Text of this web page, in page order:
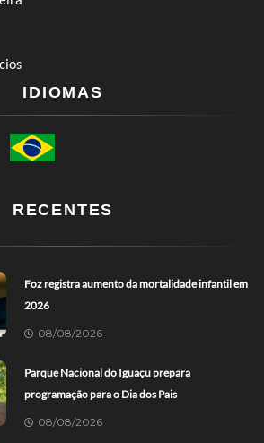
IDIOMAS
RECENTES
Foz registra aumento da mortalidade infantil em
2026
08/08/2026
Parque Nacional do Iguaçu prepara
programação para o Dia dos Pais
08/08/2026